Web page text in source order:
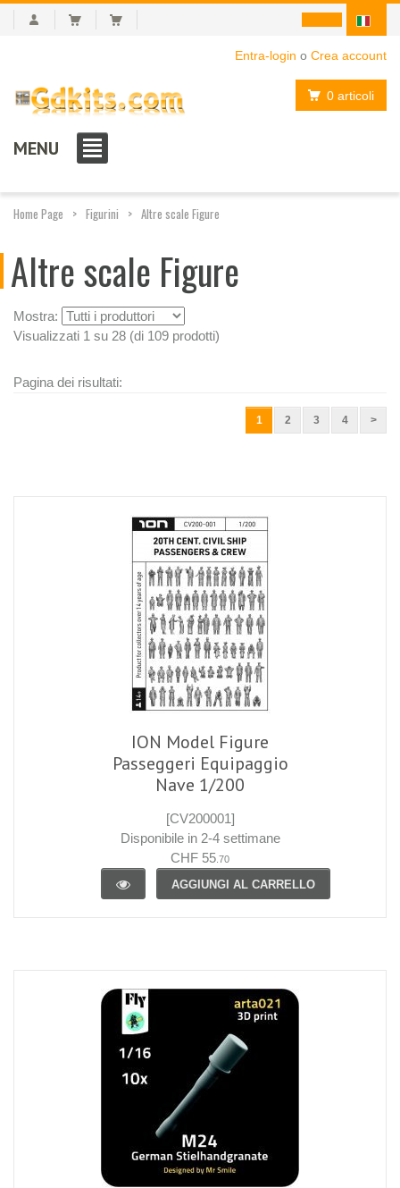
Entra-login o Crea account
0 articoli
MENU
Home Page Figurini Altre scale Figure
Altre scale Figure
Mostra:
Visualizzati 1 su 28 (di 109 prodotti)
Pagina dei risultati:
1 2 3 4 >
ION Model Figure
Passeggeri Equipaggio
Nave 1/200
[CV200001]
Disponibile in 2-4 settimane
CHF 55 .70
AGGIUNGI AL CARRELLO